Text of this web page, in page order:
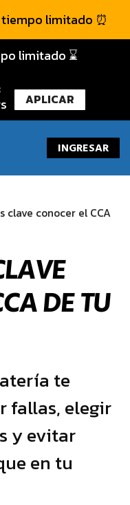
limitado ⏰
limitado ⌛
APLICAR
INGRESAR
clave conocer el CCA
DE TU
te
fallas, elegir
y evitar
en tu